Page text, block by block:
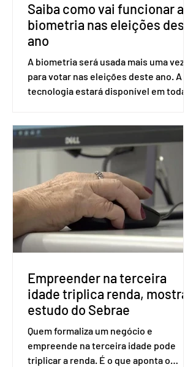
Saiba como vai funcionar a
biometria nas eleições deste
ano
A biometria será usada mais uma vez
para votar nas eleições deste ano. A
tecnologia estará disponível em todas
Apesar da requisição, a biometria não é
obrigatória para exercer o direito ao
voto. Se o título estiver regular, o
eleitor pode votar mesmo sem ter
realizado esse cadastro. Neste caso,
será exigido o documento de
identificação para acesso à urna
eletrônica. Se a urna eletrônica não
reconh
Empreender na terceira
idade triplica renda, mostra
estudo do Sebrae
Quem formaliza um negócio e
empreende na terceira idade pode
triplicar a renda. É o que aponta o